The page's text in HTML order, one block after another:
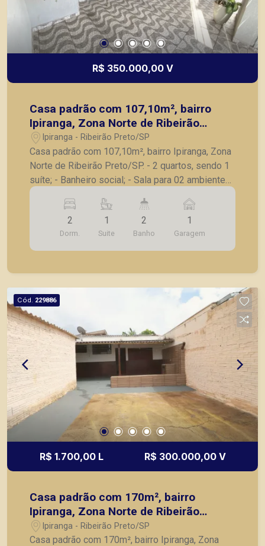
R$ 350.000,00 V
Casa padrão com 107,10m², bairro
Ipiranga, Zona Norte de Ribeirão
Preto/SP.
Ipiranga - Ribeirão Preto/SP
Casa padrão com 107,10m², bairro Ipiranga, Zona
Norte de Ribeirão Preto/SP. - 2 quartos, sendo 1
suíte; - Banheiro social; - Sala para 02 ambientes;
- Cozinha com armários; - Área de serviço; -
Quintal; - Área de churrasco; - 1 vaga de garagem.
A Piramid tem como objetivo atender seus
clientes com agilidade e segurança, em locação,
vendas de imóveis prontos, usados ou mesmo
2
Dorm.
1
Suite
2
Banho
1
Garagem
Cód. 229886
R$ 1.700,00 L R$ 300.000,00 V
Casa padrão com 170m², bairro
Ipiranga, Zona Norte de Ribeirão
Preto/SP.
Ipiranga - Ribeirão Preto/SP
Casa padrão com 170m², bairro Ipiranga, Zona